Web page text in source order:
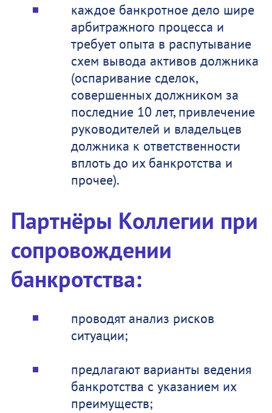
каждое банкротное дело шире
арбитражного процесса и
требует опыта в распутывание
схем вывода активов должника
(оспаривание сделок,
совершенных должником за
последние 10 лет, привлечение
руководителей и владельцев
должника к ответственности
вплоть до их банкротства и
прочее).
Партнёры Коллегии при
сопровождении
банкротства:
проводят анализ рисков
ситуации;
предлагают варианты ведения
банкротства с указанием их
преимуществ;